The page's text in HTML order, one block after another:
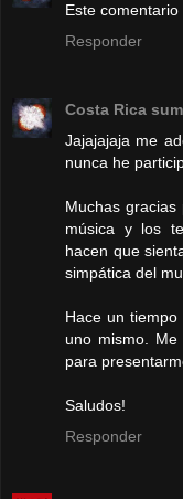
Este
Responder
Costa Rica
Jajajajaja me
nunca he
Muchas
música y los
hacen que
simpática del
Hace un
uno mismo.
para
Saludos!
Responder